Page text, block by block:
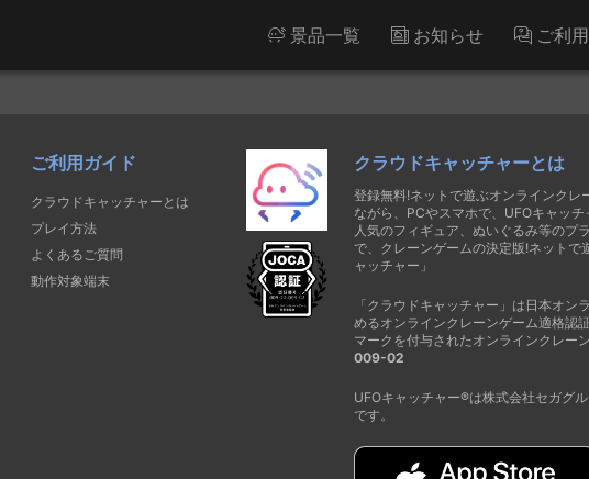
景品一覧 お知らせ ご利
ご利用ガイド
クラウドキャッチャーとは
プレイ方法
よくあるご質問
動作対象端末
クラウドキャッチャーとは
登録無料!ネットで遊ぶオンラインク
ながら、PCやスマホで、UFOキャッ
人気のフィギュア、ぬいぐるみ等のプ
で、クレーンゲームの決定版!ネット
ャッチャー」
「クラウドキャッチャー」は日本オ
めるオンラインクレーンゲーム適格認
マークを付与されたオンラインクレー
009-02
UFOキャッチャー®は株式会社セガグ
です。